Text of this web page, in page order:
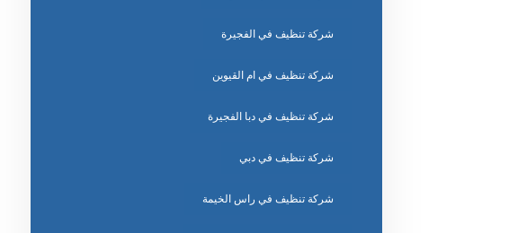
شركة تنظيف في الفجيرة
شركة تنظيف في ام القيوين
شركة تنظيف في دبا الفجيرة
شركة تنظيف في دبي
شركة تنظيف في راس الخيمة